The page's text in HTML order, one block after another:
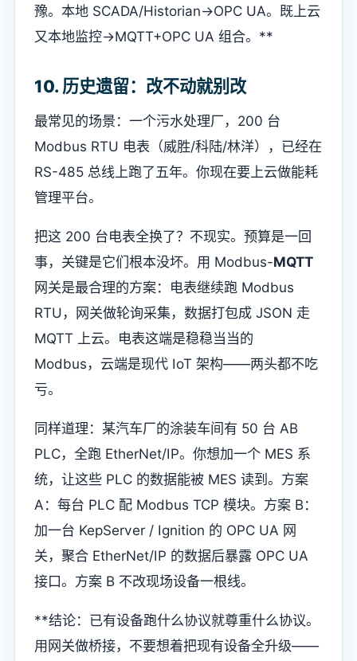
豫。本地 SCADA/Historian→OPC UA。既上云
又本地监控→MQTT+OPC UA 组合。**
10. 历史遗留：改不动就别改
最常见的场景：一个污水处理厂，200 台
Modbus RTU 电表（威胜/科陆/林洋），已经在
RS-485 总线上跑了五年。你现在要上云做能耗
管理平台。
把这 200 台电表全换了？不现实。预算是一回
事，关键是它们根本没坏。用 Modbus-MQTT
网关是最合理的方案：电表继续跑 Modbus
RTU，网关做轮询采集，数据打包成 JSON 走
MQTT 上云。电表这端是稳稳当当的
Modbus，云端是现代 IoT 架构——两头都不吃
亏。
同样道理：某汽车厂的涂装车间有 50 台 AB
PLC，全跑 EtherNet/IP。你想加一个 MES 系
统，让这些 PLC 的数据能被 MES 读到。方案
A：每台 PLC 配 Modbus TCP 模块。方案 B：
加一台 KepServer / Ignition 的 OPC UA 网
关，聚合 EtherNet/IP 的数据后暴露 OPC UA
接口。方案 B 不改现场设备一根线。
**结论：已有设备跑什么协议就尊重什么协议。
用网关做桥接，不要想着把现有设备全升级——